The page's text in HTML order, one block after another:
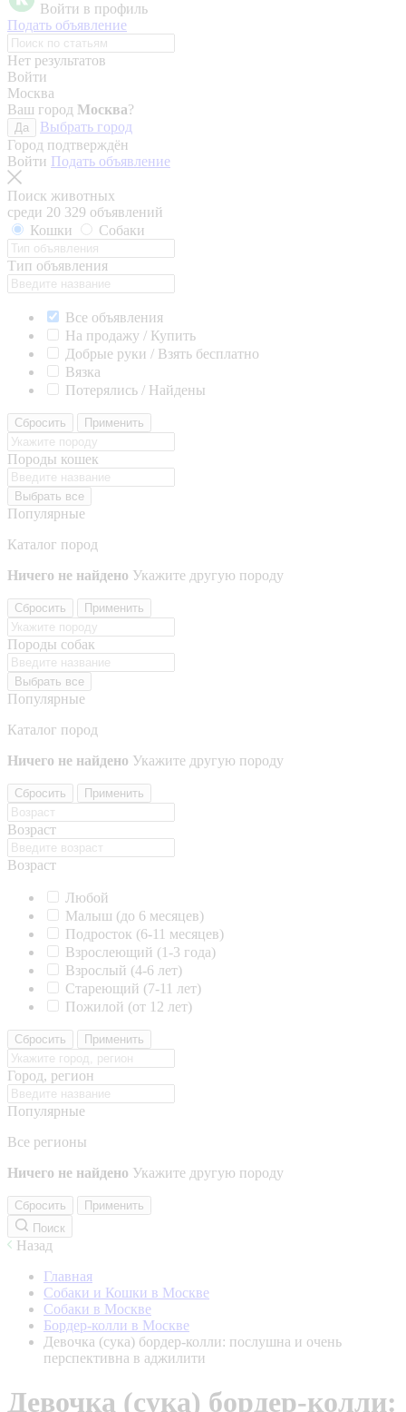
Войти в профиль
Подать объявление
Нет результатов
Войти
Москва
Ваш город Москва?
Да
Выбрать город
Город подтверждён
Войти Подать объявление
Поиск животных
среди 20 329 объявлений
Кошки
Собаки
Тип объявления
Все объявления
На продажу / Купить
Добрые руки / Взять бесплатно
Вязка
Потерялись / Найдены
Сбросить Применить
Породы кошек
Выбрать все
Популярные
Каталог пород
Ничего не найдено Укажите другую породу
Сбросить Применить
Породы собак
Выбрать все
Популярные
Каталог пород
Ничего не найдено Укажите другую породу
Сбросить Применить
Возраст
Возраст
Любой
Малыш (до 6 месяцев)
Подросток (6-11 месяцев)
Взрослеющий (1-3 года)
Взрослый (4-6 лет)
Стареющий (7-11 лет)
Пожилой (от 12 лет)
Сбросить Применить
Город, регион
Популярные
Все регионы
Ничего не найдено Укажите другую породу
Сбросить
Применить
Поиск
Назад
Главная
Собаки и Кошки в Москве
Собаки в Москве
Бордер-колли в Москве
Девочка (сука) бордер-колли: послушна и очень
перспективна в аджилити
Девочка (сука) бордер-колли: